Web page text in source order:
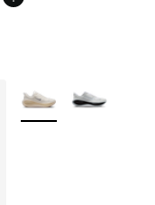
Plus de couleurs